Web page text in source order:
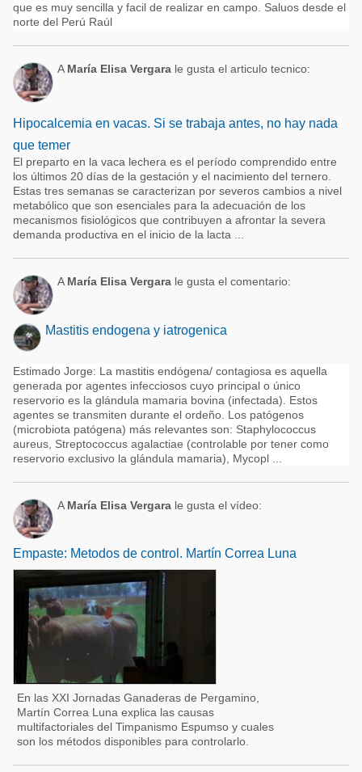
que es muy sencilla y facil de realizar en campo. Saluos desde el
norte del Perú Raúl
A María Elisa Vergara le gusta el articulo tecnico:
Hipocalcemia en vacas. Si se trabaja antes, no hay nada
que temer
El preparto en la vaca lechera es el período comprendido entre
los últimos 20 días de la gestación y el nacimiento del ternero.
Estas tres semanas se caracterizan por severos cambios a nivel
metabólico que son esenciales para la adecuación de los
mecanismos fisiológicos que contribuyen a afrontar la severa
demanda productiva en el inicio de la lacta ...
A María Elisa Vergara le gusta el comentario:
Mastitis endogena y iatrogenica
Estimado Jorge: La mastitis endógena/ contagiosa es aquella
generada por agentes infecciosos cuyo principal o único
reservorio es la glándula mamaria bovina (infectada). Estos
agentes se transmiten durante el ordeño. Los patógenos
(microbiota patógena) más relevantes son: Staphylococcus
aureus, Streptococcus agalactiae (controlable por tener como
reservorio exclusivo la glándula mamaria), Mycopl ...
A María Elisa Vergara le gusta el vídeo:
Empaste: Metodos de control. Martín Correa Luna
En las XXI Jornadas Ganaderas de Pergamino,
Martín Correa Luna explica las causas
multifactoriales del Timpanismo Espumso y cuales
son los métodos disponibles para controlarlo.